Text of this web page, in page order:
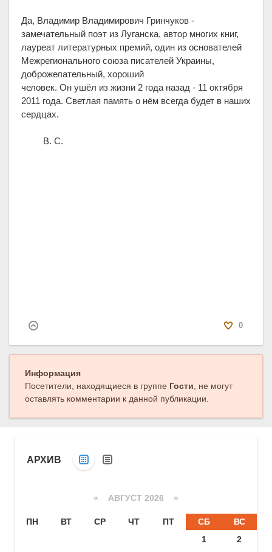
0
Да, Владимир Владимирович Гринчуков -
замечательный поэт из Луганска, автор многих книг,
лауреат литературных премий, один из основателей
Межрегионального союза писателей Украины,
доброжелательный, хороший
человек. Он ушёл из жизни 2 года назад - 11 октября
2011 года. Светлая память о нём всегда будет в наших
сердцах.
В. С.
Информация
Посетители, находящиеся в группе Гости, не могут
оставлять комментарии к данной публикации.
АРХИВ
« АВГУСТ 2026 »
ПН ВТ СР ЧТ ПТ СБ
ВС
1
2